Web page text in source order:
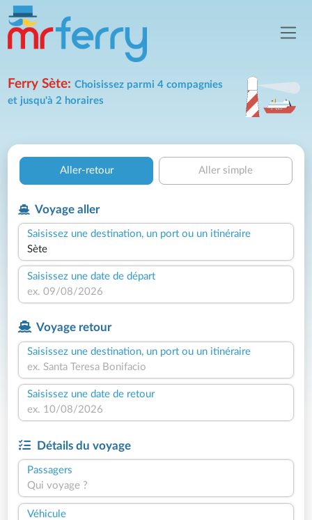
Ferry Sète:Choisissez parmi 4 compagnies
et jusqu'à 2 horaires
Aller-retour Aller simple
Voyage aller
Saisissez une destination, un port ou un itinéraire
Saisissez une date de départ
Voyage retour
Saisissez une destination, un port ou un itinéraire
Saisissez une date de retour
Détails du voyage
Passagers
Qui voyage ?
Véhicule